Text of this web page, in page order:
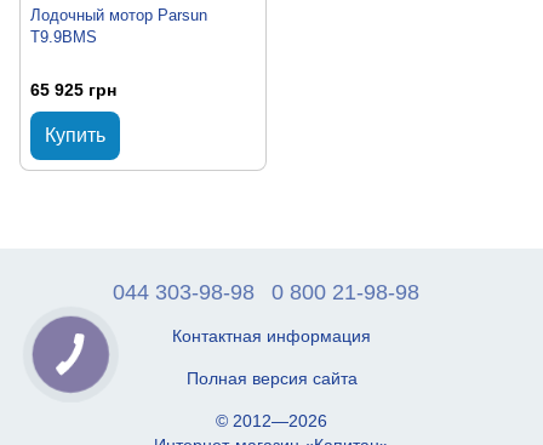
Лодочный мотор Parsun
T9.9BMS
65 925 грн
Купить
044 303-98-98 0 800 21-98-98
Контактная информация
Полная версия сайта
© 2012—2026